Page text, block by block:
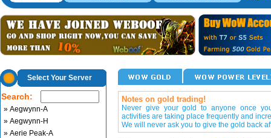
Select Your Server
Search:
» Aegwynn-A
» Aegwynn-H
» Aerie Peak-A
Notes on gold trading!
Never give your gold to anyone once
activities are taking place frequently and
We will never ask you to give the gold back